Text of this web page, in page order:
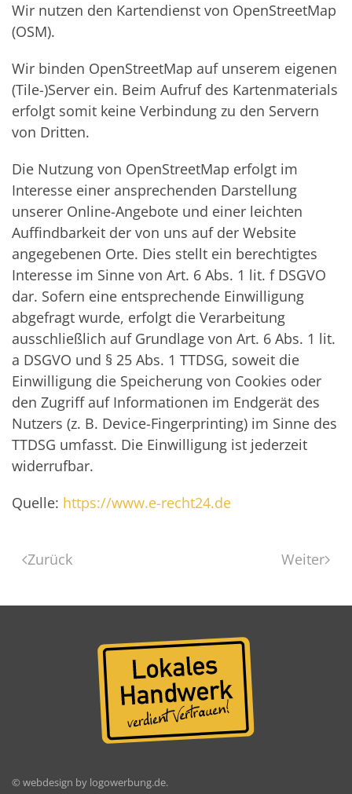
Wir nutzen den Kartendienst von OpenStreetMap
(OSM).
Wir binden OpenStreetMap auf unserem eigenen
(Tile-)Server ein. Beim Aufruf des Kartenmaterials
erfolgt somit keine Verbindung zu den Servern
von Dritten.
Die Nutzung von OpenStreetMap erfolgt im
Interesse einer ansprechenden Darstellung
unserer Online-Angebote und einer leichten
Auffindbarkeit der von uns auf der Website
angegebenen Orte. Dies stellt ein berechtigtes
Interesse im Sinne von Art. 6 Abs. 1 lit. f DSGVO
dar. Sofern eine entsprechende Einwilligung
abgefragt wurde, erfolgt die Verarbeitung
ausschließlich auf Grundlage von Art. 6 Abs. 1 lit.
a DSGVO und § 25 Abs. 1 TTDSG, soweit die
Einwilligung die Speicherung von Cookies oder
den Zugriff auf Informationen im Endgerät des
Nutzers (z. B. Device-Fingerprinting) im Sinne des
TTDSG umfasst. Die Einwilligung ist jederzeit
widerrufbar.
Quelle: https://www.e-recht24.de
Zurück Weiter
© webdesign by logowerbung.de.